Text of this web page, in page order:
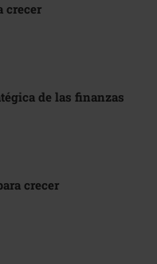
crecer
de las finanzas
crecer